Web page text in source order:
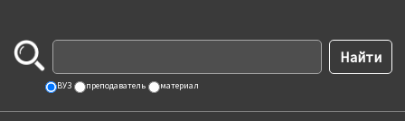
ВУЗ преподаватель материал